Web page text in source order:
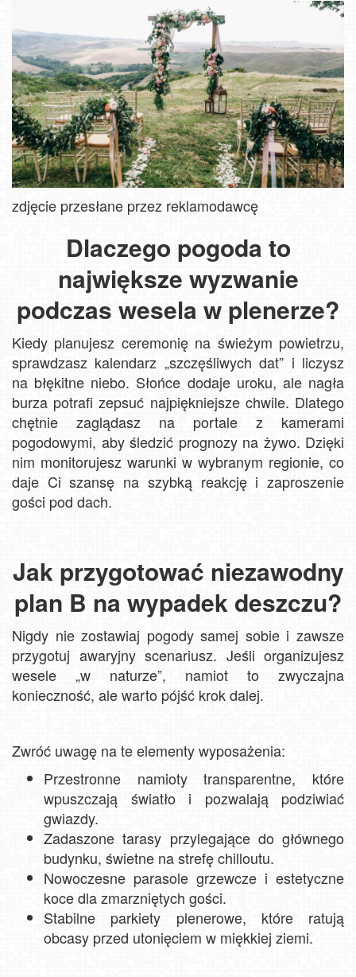
zdjęcie przesłane przez reklamodawcę
Dlaczego pogoda to
największe wyzwanie
podczas wesela w plenerze?
Kiedy planujesz ceremonię na świeżym powietrzu,
sprawdzasz kalendarz „szczęśliwych dat” i liczysz
na błękitne niebo. Słońce dodaje uroku, ale nagła
burza potrafi zepsuć najpiękniejsze chwile. Dlatego
chętnie zaglądasz na portale z kamerami
pogodowymi, aby śledzić prognozy na żywo. Dzięki
nim monitorujesz warunki w wybranym regionie, co
daje Ci szansę na szybką reakcję i zaproszenie
gości pod dach.
Jak przygotować niezawodny
plan B na wypadek deszczu?
Nigdy nie zostawiaj pogody samej sobie i zawsze
przygotuj awaryjny scenariusz. Jeśli organizujesz
wesele „w naturze”, namiot to zwyczajna
konieczność, ale warto pójść krok dalej.
Zwróć uwagę na te elementy wyposażenia:
Przestronne namioty transparentne, które
wpuszczają światło i pozwalają podziwiać
gwiazdy.
Zadaszone tarasy przylegające do głównego
budynku, świetne na strefę chilloutu.
Nowoczesne parasole grzewcze i estetyczne
koce dla zmarzniętych gości.
Stabilne parkiety plenerowe, które ratują
obcasy przed utonięciem w miękkiej ziemi.